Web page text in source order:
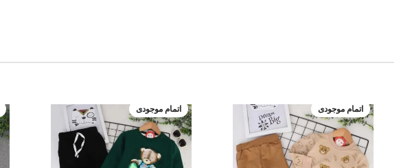
اتمام موجودی اتمام موجودی